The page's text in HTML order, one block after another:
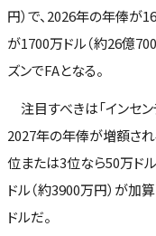
円）で、2026年の年俸が
が1700万ドル（約26億
ズンでFAとなる。
注目すべきは「インセン
2027年の年俸が増額され
位または3位なら50万ド
ドル（約3900万円）が加
ドルだ。